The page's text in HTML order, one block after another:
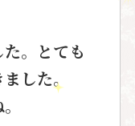
。とても
した。